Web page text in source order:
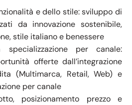
e dello stile: sviluppo di
da innovazione sostenibile,
stile italiano e benessere
specializzazione per canale:
offerte dall’integrazione
(Multimarca, Retail, Web) e
per canale
posizionamento prezzo e